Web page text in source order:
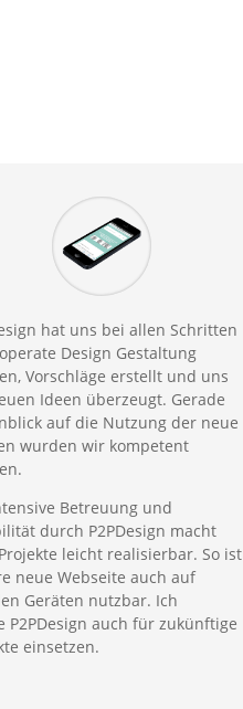
hat uns bei allen Schritten
Design Gestaltung
Vorschläge erstellt und uns
Ideen überzeugt. Gerade
auf die Nutzung der neue
wurden wir kompetent
Betreuung und
durch P2PDesign macht
leicht realisierbar. So ist
neue Webseite auch auf
Geräten nutzbar. Ich
P2PDesign auch für zukünftige
einsetzen.